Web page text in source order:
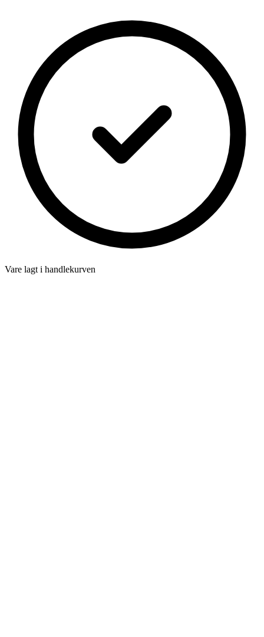
Vare lagt i handlekurven